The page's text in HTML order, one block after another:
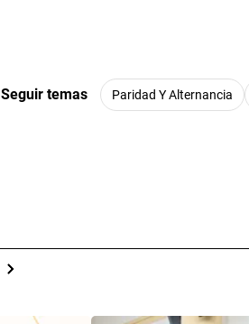
Seguir temas Paridad Y Alternancia